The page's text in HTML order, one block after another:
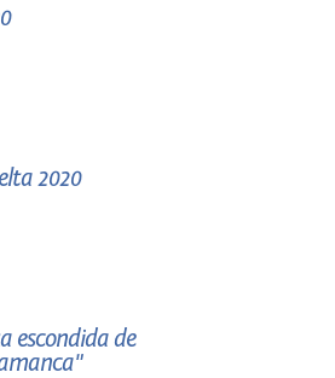
2020
escondida de